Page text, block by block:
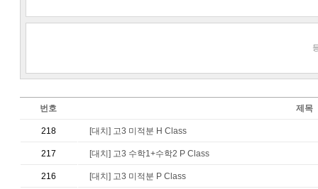
번호 제목
218 [대치] 고3 미적분 H Class
217 [대치] 고3 수학1+수학2 P Class
216 [대치] 고3 미적분 P Class